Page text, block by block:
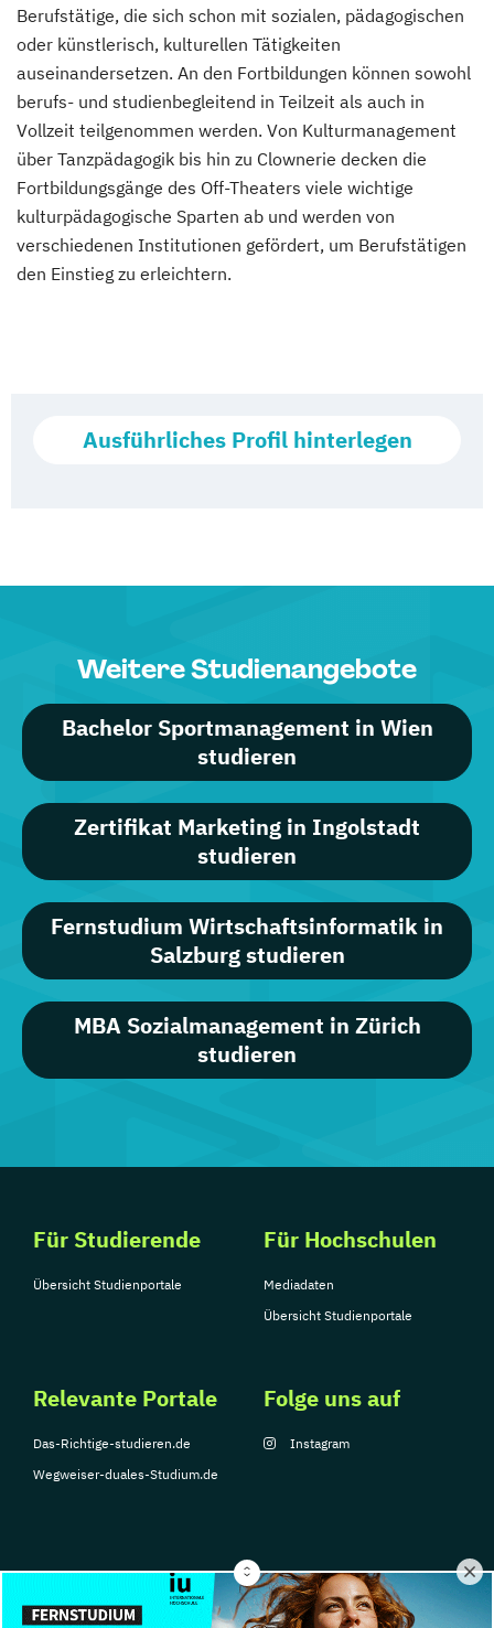
Berufstätige, die sich schon mit sozialen, pädagogischen
oder künstlerisch, kulturellen Tätigkeiten
auseinandersetzen. An den Fortbildungen können sowohl
berufs- und studienbegleitend in Teilzeit als auch in
Vollzeit teilgenommen werden. Von Kulturmanagement
über Tanzpädagogik bis hin zu Clownerie decken die
Fortbildungsgänge des Off-Theaters viele wichtige
kulturpädagogische Sparten ab und werden von
verschiedenen Institutionen gefördert, um Berufstätigen
den Einstieg zu erleichtern.
Ausführliches Profil hinterlegen
Weitere Studienangebote
Bachelor Sportmanagement in Wien
studieren
Zertifikat Marketing in Ingolstadt
studieren
Fernstudium Wirtschaftsinformatik in
Salzburg studieren
MBA Sozialmanagement in Zürich
studieren
Für Studierende
Übersicht Studienportale
Für Hochschulen
Mediadaten
Übersicht Studienportale
Relevante Portale
Das-Richtige-studieren.de
Wegweiser-duales-Studium.de
Folge uns auf
Instagram
© Copyright 2026, TarGroup Media GmbH